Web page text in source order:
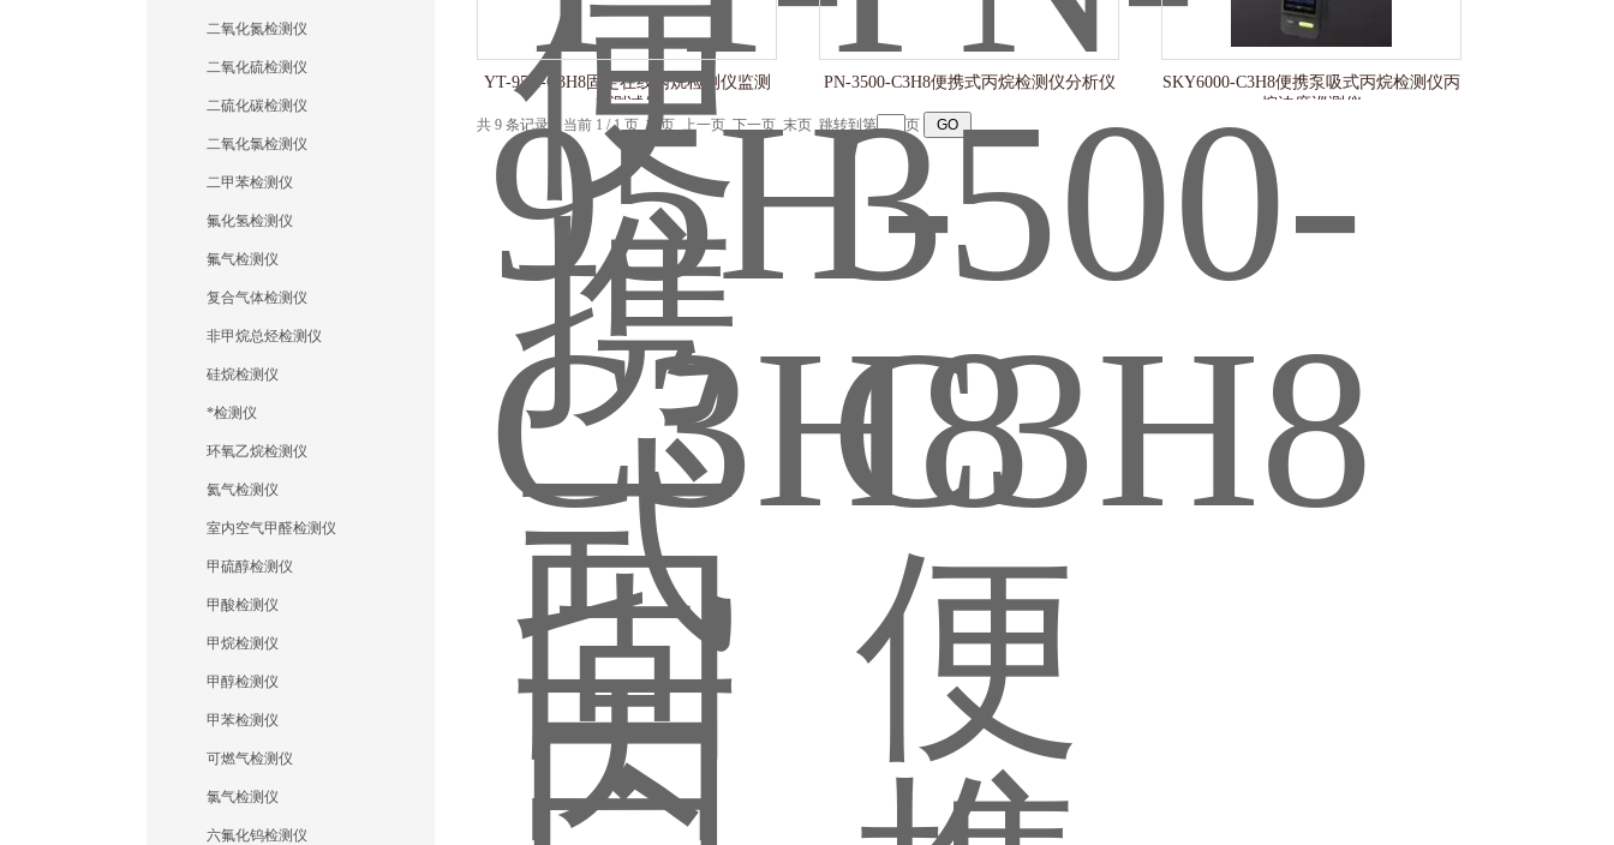
二氧化氮检测仪
二氧化硫检测仪
二硫化碳检测仪
二氧化氯检测仪
二甲苯检测仪
氟化氢检测仪
氟气检测仪
复合气体检测仪
非甲烷总烃检测仪
硅烷检测仪
*检测仪
环氧乙烷检测仪
氦气检测仪
室内空气甲醛检测仪
甲硫醇检测仪
甲酸检测仪
甲烷检测仪
甲醇检测仪
甲苯检测仪
可燃气检测仪
氯气检测仪
六氟化钨检测仪
YT-95H-C3H8固定在线丙烷检测仪监测
仪测试仪
PN-3500-C3H8便携式丙烷检测仪分析仪
SKY6000-C3H8便携泵吸式丙烷检测仪丙
烷浓度巡测仪
共 9 条记录，当前 1 / 1 页 首页 上一页 下一页 末页 跳转到第 页